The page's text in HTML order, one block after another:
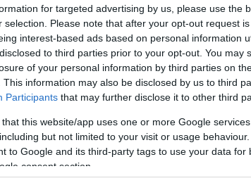
for targeted advertising by us, please use the
selection. Please note that after your opt-out request
interest-based ads based on personal information
to third parties prior to your opt-out. You may
of your personal information by third parties on
This information may also be disclosed by us to third
Participants that may further disclose it to other third
that this website/app uses one or more Google
but not limited to your visit or usage
to Google and its third-party tags to use your data for
consent section.